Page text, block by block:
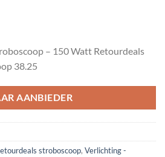
– 150 Watt Retourdeals
38.25
AANBIEDER
stroboscoop, Verlichting -